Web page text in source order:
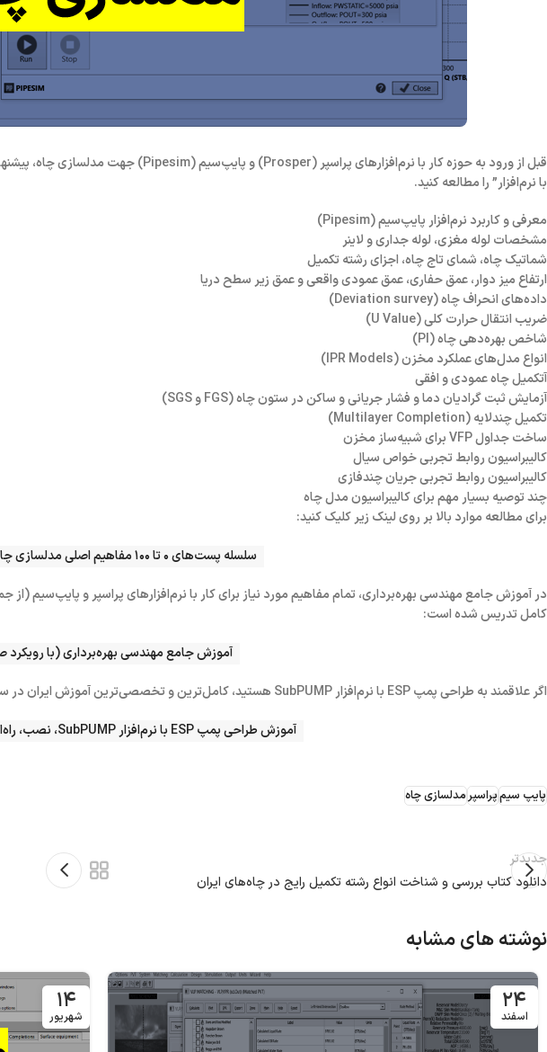
قبل از ورود به حوزه کار با نرم‌افزارهایپراسپر (Prosper) و پایپ‌سیم (Pipesim)
با نرم‌افزار” را مطالعه کنید.
معرفی و کاربرد نرم‌افزار پایپ‌سیم (Pipesim)
مشخصات لوله مغزی، لوله جداری و لاینر
شماتیک چاه، شمای تاج چاه، اجزای رشته تکمیل
ارتفاع میز دوار، عمق حفاری، عمق عمودی واقعی و عمق زیر سطح دریا
داده‌های انحراف چاه (Deviation survey)
ضریب انتقال حرارت کلی (U Value)
شاخص بهره‌دهی چاه (PI)
انواع مدل‌های عملکرد مخزن (IPR Models)
آتکمیل چاه عمودی و افقی
آزمایش ثبت گرادیان دما و فشار جریانی و ساکن در ستون چاه (FGS و SGS)
تکمیل چندلایه (Multilayer Completion)
ساخت جداول VFP برای شبیه‌ساز مخزن
کالیبراسیون روابط تجربی خواص سیال
کالیبراسیون روابط تجربی جریان چندفازی
چند توصیه بسیار مهم برای کالیبراسیون مدل چاه
برای مطالعه موارد بالا بر روی لینک زیر کلیک کنید:
سلسله پست‌های ۰ تا ۱۰۰ مفاهیم اصلی مدلسازی چاه با نرم‌افزار
در آموزش جامع مهندسی بهره‌برداری، تمام مفاهیم مورد نیاز برای کار با نرم‌افزارهای پراسپر و پایپ‌سیم (از
کامل تدریس شده است:
آموزش جامع مهندسی بهره‌برداری (با رویکرد
اگر علاقمند به طراحی پمپ ESP با نرم‌افزار SubPUMP هستید، کامل‌ترین و تخصصی‌ترین آموزش ایران در
آموزش طراحی پمپ ESP با نرم‌افزار SubPUMP، نصب، راه‌اندازی و مانیتورینگ
پایپ سیمپراسپرمدلسازی چاه
جدیدتر
دانلود کتاب بررسی و شناخت انواع رشته تکمیل رایج در چاه‌های ایران
نوشته های مشابه
۲۴
اسفند
۱۴
شهریور